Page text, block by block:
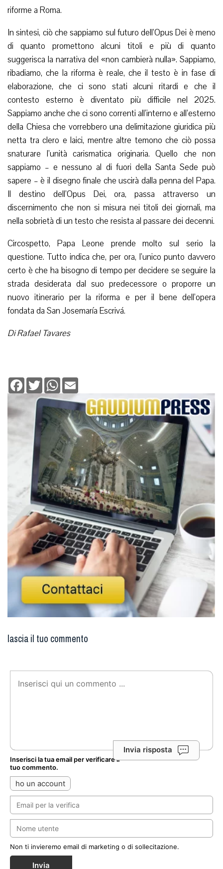
riforme a Roma.
In sintesi, ciò che sappiamo sul futuro dell’Opus Dei è meno
di quanto promettono alcuni titoli e più di quanto
suggerisca la narrativa del «non cambierà nulla». Sappiamo,
ribadiamo, che la riforma è reale, che il testo è in fase di
elaborazione, che ci sono stati alcuni ritardi e che il
contesto esterno è diventato più difficile nel 2025.
Sappiamo anche che ci sono correnti all’interno e all’esterno
della Chiesa che vorrebbero una delimitazione giuridica più
netta tra clero e laici, mentre altre temono che ciò possa
snaturare l’unità carismatica originaria. Quello che non
sappiamo – e nessuno al di fuori della Santa Sede può
sapere – è il disegno finale che uscirà dalla penna del Papa.
Il destino dell’Opus Dei, ora, passa attraverso un
discernimento che non si misura nei titoli dei giornali, ma
nella sobrietà di un testo che resista al passare dei decenni.
Circospetto, Papa Leone prende molto sul serio la
questione. Tutto indica che, per ora, l’unico punto davvero
certo è che ha bisogno di tempo per decidere se seguire la
strada desiderata dal suo predecessore o proporre un
nuovo itinerario per la riforma e per il bene dell’opera
fondata da San Josemaría Escrivá.
Di Rafael Tavares
Facebook
TwitterWhatsApp
lascia il tuo commento
Invia risposta
Inserisci la tua email per verificare il
tuo commento.
ho un account
Non ti invieremo email di marketing o di sollecitazione.
Invia